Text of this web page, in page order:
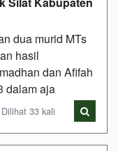
dua murid MTs
hasil
dan Afifah
dalam aja
33 kali